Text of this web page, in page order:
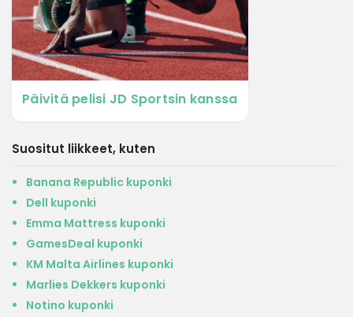
Päivitä pelisi JD Sportsin kanssa
Suositut liikkeet, kuten
Banana Republic kuponki
Dell kuponki
Emma Mattress kuponki
GamesDeal kuponki
KM Malta Airlines kuponki
Marlies Dekkers kuponki
Notino kuponki